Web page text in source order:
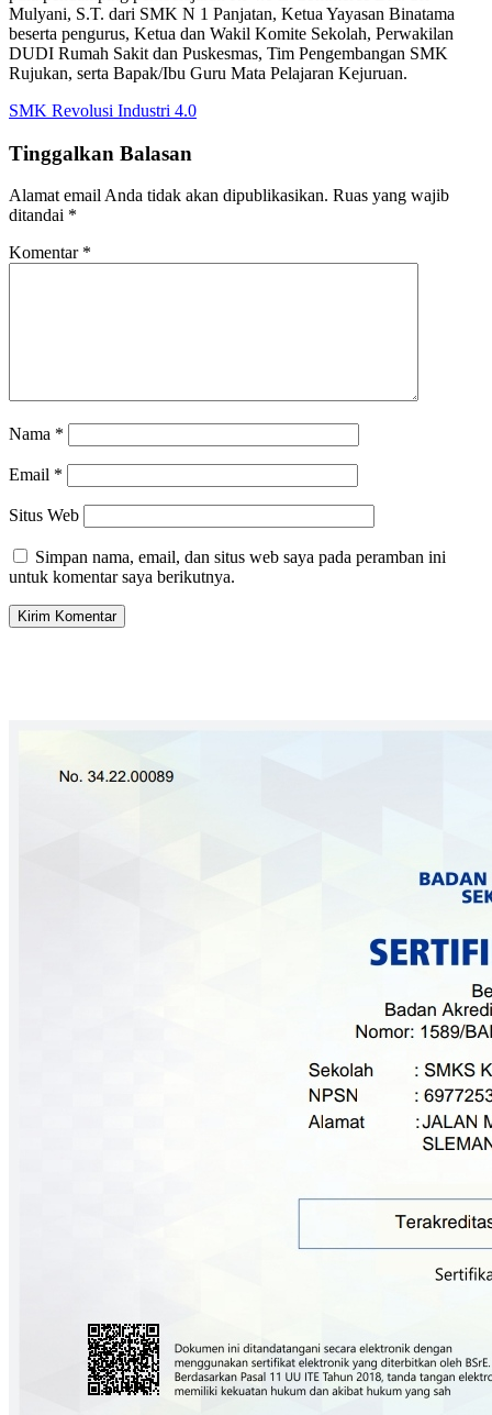
Mulyani, S.T. dari SMK N 1 Panjatan, Ketua Yayasan Binatama
beserta pengurus, Ketua dan Wakil Komite Sekolah, Perwakilan
DUDI Rumah Sakit dan Puskesmas, Tim Pengembangan SMK
Rujukan, serta Bapak/Ibu Guru Mata Pelajaran Kejuruan.
SMK Revolusi Industri 4.0
Tinggalkan Balasan
Alamat email Anda tidak akan dipublikasikan. Ruas yang wajib
ditandai *
Komentar *
Nama *
Email *
Situs Web
Simpan nama, email, dan situs web saya pada peramban ini
untuk komentar saya berikutnya.